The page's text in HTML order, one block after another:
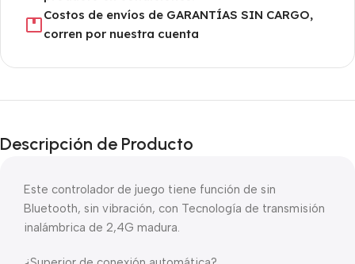
Costos de envíos de GARANTÍAS SIN CARGO,
corren por nuestra cuenta
Descripción de Producto
Este controlador de juego tiene función de sin
Bluetooth, sin vibración, con Tecnología de transmisión
inalámbrica de 2,4G madura.